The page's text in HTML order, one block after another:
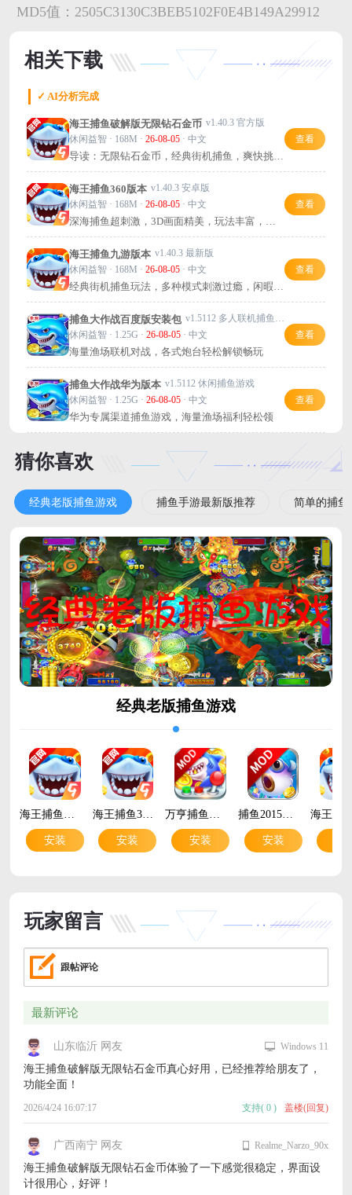
MD5值： 2505C3130C3BEB5102F0E4B149A29912
相关下载
✓ AI分析完成
海王捕鱼破解版无限钻石金币 v1.40.3 官方版
休闲益智 · 168M · 26-08-05· 中文
导读：无限钻石金币，经典街机捕鱼，爽快挑战
BOSS，推荐下载！
查看
海王捕鱼360版本 v1.40.3 安卓版
休闲益智 · 168M · 26-08-05· 中文
深海捕鱼超刺激，3D画面精美，玩法丰富，快
来试试吧！
查看
海王捕鱼九游版本 v1.40.3 最新版
休闲益智 · 168M · 26-08-05· 中文
经典街机捕鱼玩法，多种模式刺激过瘾，闲暇时
不妨一试！
查看
捕鱼大作战百度版安装包
休闲益智 · 1.25G · 26-08-05· 中文
海量渔场联机对战，各式炮台轻松解锁畅玩
查看
捕鱼大作战华为版本 v1.5112 休闲捕鱼游戏
休闲益智 · 1.25G · 26-08-05· 中文
华为专属渠道捕鱼游戏，海量渔场福利轻松领
查看
猜你喜欢
经典老版捕鱼游戏 捕鱼手游最新版推荐 简单的捕鱼
经典老版捕鱼游戏
安装
海王捕鱼360版本v1.40.3 安卓版
安装 安装
捕鱼2015白金版破解版v1.4.0 最新版
安装
玩家留言
跟帖评论
最新评论
山东临沂 网友
2026/4/24 16:07:17
海王捕鱼破解版无限钻石金币真心好用，已经推荐给朋友了，
功能全面！
Windows 11
支持( 0) 盖楼(回复)
广西南宁 网友
海王捕鱼破解版无限钻石金币体验了一下感觉很稳定，界面设
计很用心，好评！
Realme_Narzo_90x